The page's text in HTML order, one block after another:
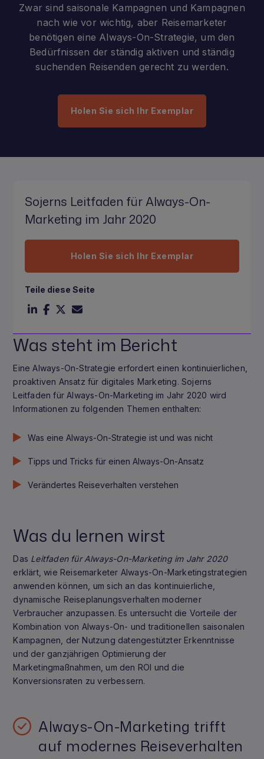
Zwar sind saisonale Kampagnen und Kampagnen
nach wie vor wichtig, aber Reisemarketer
benötigen eine Always-On-Strategie, um den
Bedürfnissen der ständig aktiven und ständig
suchenden Reisenden gerecht zu werden.
Holen Sie sich Ihr Exemplar
Was steht im Bericht
Eine Always-On-Strategie erfordert einen kontinuierlichen,
proaktiven Ansatz für digitales Marketing. Sojerns
Leitfaden für Always-On-Marketing im Jahr 2020 wird
Informationen zu folgenden Themen enthalten:
Was eine Always-On-Strategie ist und was nicht
Tipps und Tricks für einen Always-On-Ansatz
Verändertes Reiseverhalten verstehen
Was du lernen wirst
Das Leitfaden für Always-On-Marketing im Jahr 2020
erklärt, wie Reisemarketer Always-On-Marketingstrategien
anwenden können, um sich an das kontinuierliche,
dynamische Reiseplanungsverhalten moderner
Verbraucher anzupassen. Es untersucht die Vorteile der
Kombination von Always-On- und traditionellen saisonalen
Kampagnen, der Nutzung datengestützter Erkenntnisse
und der ganzjährigen Optimierung der
Marketingmaßnahmen, um den ROI und die
Konversionsraten zu verbessern.
Always-On-Marketing trifft
auf modernes Reiseverhalten
Sojerns Leitfaden für Always-On-
Marketing im Jahr 2020
Holen Sie sich Ihr Exemplar
Teile diese Seite